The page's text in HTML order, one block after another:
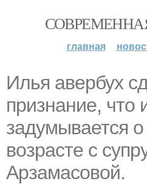
главная
Илья авербух
признание, что
задумывается
возрасте с
Арзамасовой.